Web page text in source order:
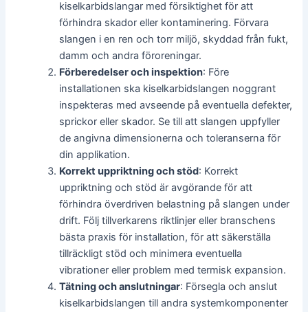
kiselkarbidslangar med försiktighet för att
förhindra skador eller kontaminering. Förvara
slangen i en ren och torr miljö, skyddad från fukt,
damm och andra föroreningar.
Förberedelser och inspektion: Före
installationen ska kiselkarbidslangen noggrant
inspekteras med avseende på eventuella defekter,
sprickor eller skador. Se till att slangen uppfyller
de angivna dimensionerna och toleranserna för
din applikation.
Korrekt uppriktning och stöd: Korrekt
uppriktning och stöd är avgörande för att
förhindra överdriven belastning på slangen under
drift. Följ tillverkarens riktlinjer eller branschens
bästa praxis för installation, för att säkerställa
tillräckligt stöd och minimera eventuella
vibrationer eller problem med termisk expansion.
Tätning och anslutningar: Försegla och anslut
kiselkarbidslangen till andra systemkomponenter